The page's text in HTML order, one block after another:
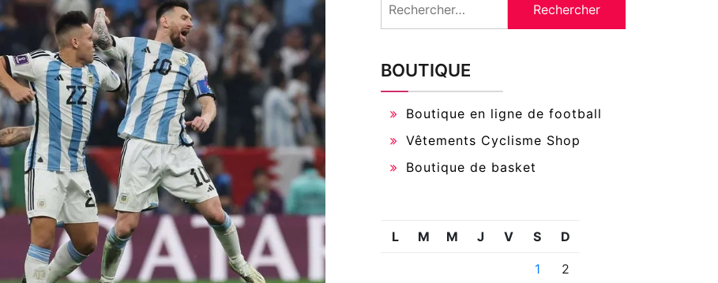
BOUTIQUE
Boutique en ligne de football
Vêtements Cyclisme Shop
Boutique de basket
L M M J V S D
1 2